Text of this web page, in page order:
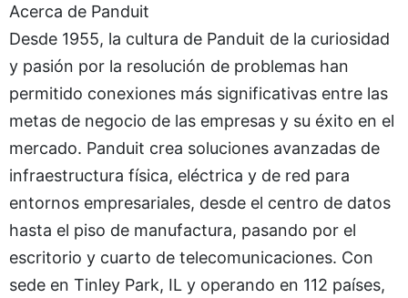
Acerca de Panduit
Desde 1955, la cultura de Panduit de la curiosidad
y pasión por la resolución de problemas han
permitido conexiones más significativas entre las
metas de negocio de las empresas y su éxito en el
mercado. Panduit crea soluciones avanzadas de
infraestructura física, eléctrica y de red para
entornos empresariales, desde el centro de datos
hasta el piso de manufactura, pasando por el
escritorio y cuarto de telecomunicaciones. Con
sede en Tinley Park, IL y operando en 112 países,